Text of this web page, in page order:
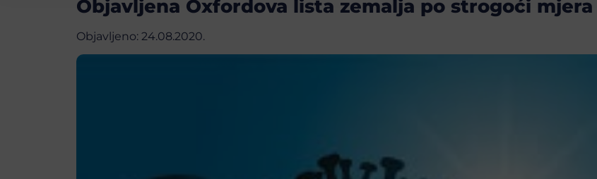
Objavljena Oxfordova lista zemalja po strogoći
Objavljeno: 24.08.2020.